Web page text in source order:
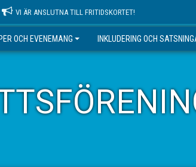
VI ÄR ANSLUTNA TILL FRITIDSKORTET!
OCH EVENEMANG INKLUDERING OCH